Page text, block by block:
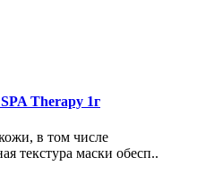
Therapy 1г
в том числе
текстура маски обесп..